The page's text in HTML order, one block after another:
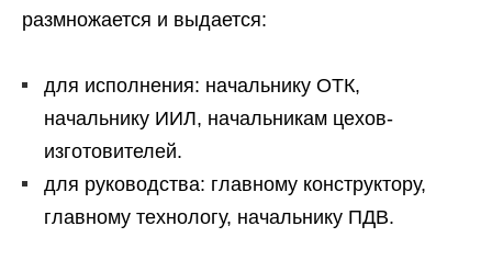
размножается и выдается:
для исполнения: начальнику ОТК,
начальнику ИИЛ, начальникам цехов-
изготовителей.
для руководства: главному конструктору,
главному технологу, начальнику ПДВ.